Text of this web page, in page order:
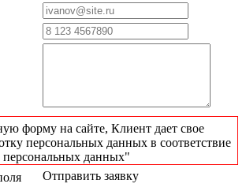
форму на сайте, Клиент дает свое
персональных данных в соответствие
данных"
Отправить заявку